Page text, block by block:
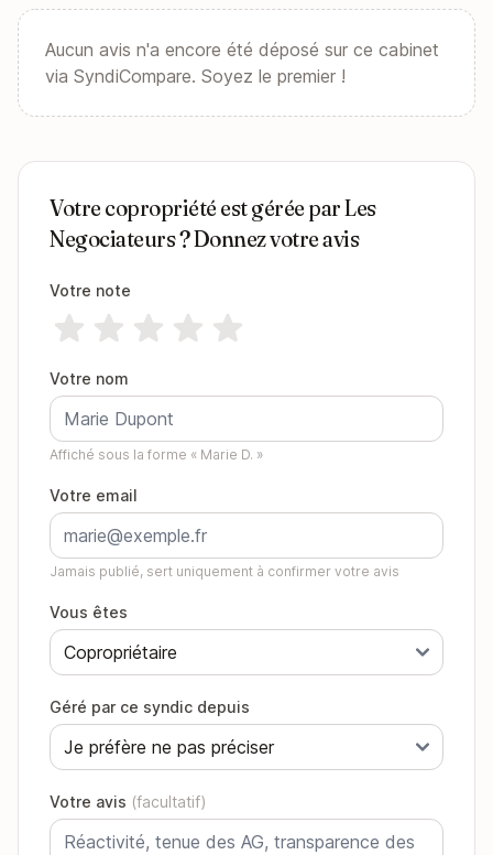
Aucun avis n'a encore été déposé sur ce cabinet
via SyndiCompare. Soyez le premier !
Votre copropriété est gérée par Les
Negociateurs ? Donnez votre avis
Votre note
Votre nom
Affiché sous la forme « Marie D. »
Votre email
Jamais publié, sert uniquement à confirmer votre avis
Vous êtes
Géré par ce syndic depuis
Votre avis (facultatif)